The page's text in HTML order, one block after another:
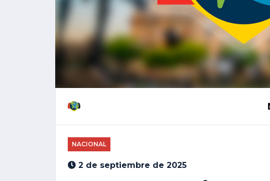
NACIONAL
2 de septiembre de 2025